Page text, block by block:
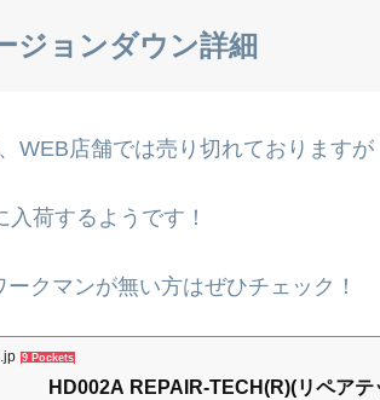
ジョンダウン詳細
WEB店舗では売り切れておりますが
入荷するようです！
ークマンが無い方はぜひチェック！
9 Pockets
HD002A REPAIR-TECH(R)(リペアテ